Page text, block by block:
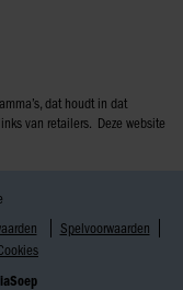
dat houdt in dat
van retailers. Deze website
Spelvoorwaarden